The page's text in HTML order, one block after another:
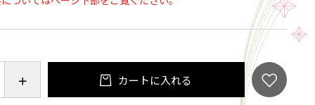
務用エクセレンスブレンド No5は、厳選されたコー
し、熟練の焙煎技術で仕上げた特別な2kgパックで
ンドは、飲みやすくバランスの良い味わいが特徴
コーヒータイムや空間を提案されるレストランやホ
す。心地よい香りとコクが、特別なひとときを演出
カートに入れる